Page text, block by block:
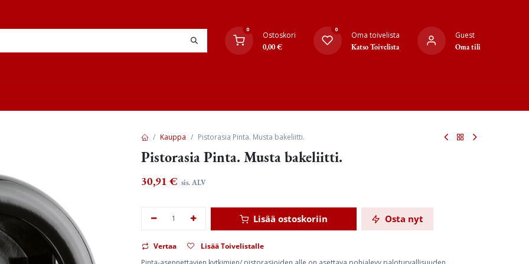
0
Ostoskori
0,00€
0
Oma toivelista
Katso Toivelista
Guest
Oma tili
Kauppa Pistorasia Pinta. Musta bakeliitti.
Pistorasia Pinta. Musta bakeliitti.
30,91 € sis. ALV
Lisää ostoskoriin Osta nyt
Vertaa
Lisää Toivelistalle